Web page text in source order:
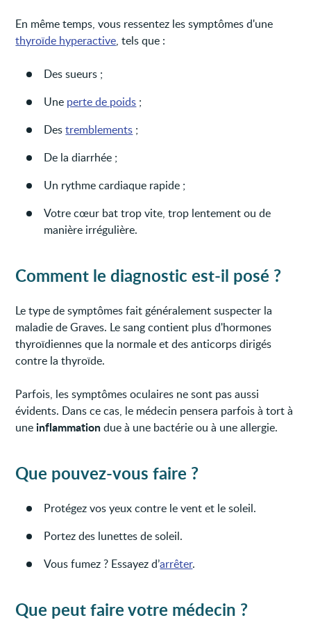
En même temps, vous ressentez les symptômes d'une
thyroïde hyperactive, tels que :
Des sueurs ;
Une perte de poids ;
Destremblements ;
De la diarrhée ;
Un rythme cardiaque rapide ;
Votre cœur bat trop vite, trop lentement ou de
manière irrégulière.
Comment le diagnostic est-il posé ?
Le type de symptômes fait généralement suspecter la
maladie de Graves. Le sang contient plus d'hormones
thyroïdiennes que la normale et des anticorps dirigés
contre la thyroïde.
Parfois, les symptômes oculaires ne sont pas aussi
évidents. Dans ce cas, le médecin pensera parfois à tort à
uneinflammationdue à une bactérie ou à une allergie.
Que pouvez-vous faire ?
Protégez vos yeux contre le vent et le soleil.
Portez des lunettes de soleil.
Vous fumez ? Essayez d’arrêter.
Que peut faire votre médecin ?